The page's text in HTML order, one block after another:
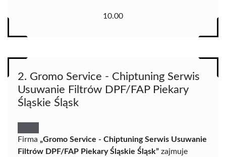
10.00
2. Gromo Service - Chiptuning Serwis
Usuwanie Filtrów DPF/FAP Piekary
Śląskie Śląsk
Firma „Gromo Service - Chiptuning Serwis Usuwanie
Filtrów DPF/FAP Piekary Śląskie Śląsk” zajmuje